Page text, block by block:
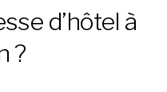
d’hôtel à
?